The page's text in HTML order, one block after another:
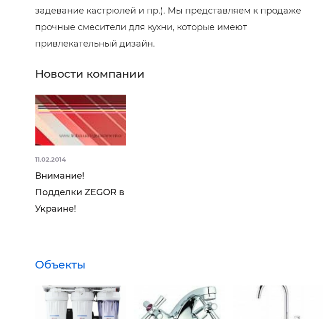
задевание кастрюлей и пр.). Мы представляем к продаже
прочные смесители для кухни, которые имеют
привлекательный дизайн.
Новости компании
11.02.2014
Внимание!
Подделки ZEGOR в
Украине!
Объекты